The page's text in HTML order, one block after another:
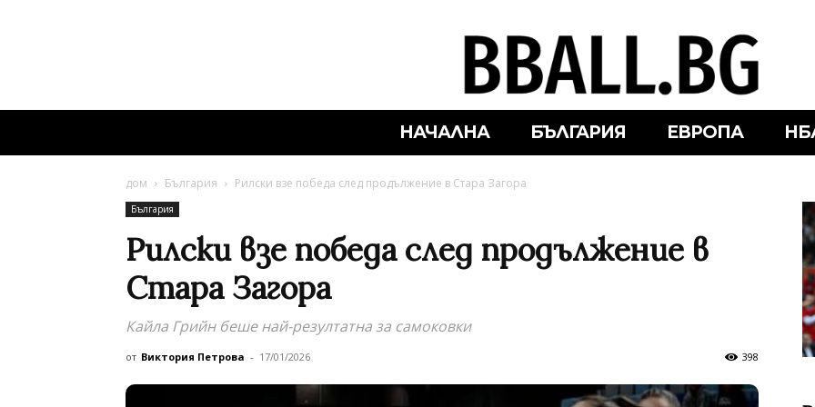
НАЧАЛНА БЪЛГАРИЯ ЕВРОПА
дом България Рилски взе победа след продължение в Стара Загора
България
Рилски взе победа след продължение в
Стара Загора
Кайла Грийн беше най-резултатна за самоковки
от Виктория Петрова - 17/01/2026 398